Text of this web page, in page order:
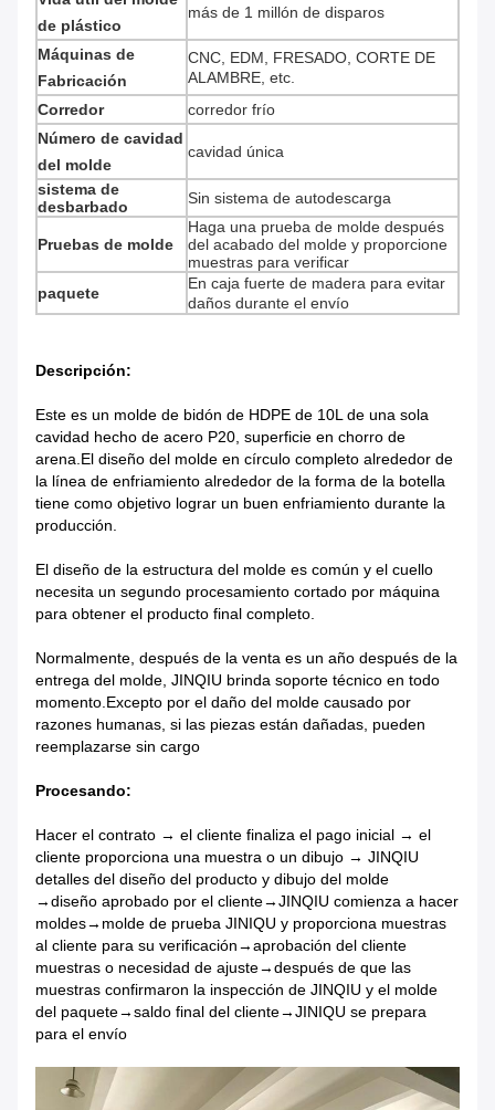
de plástico
más de 1 millón de disparos
Máquinas de
Fabricación
CNC, EDM, FRESADO, CORTE DE
ALAMBRE, etc.
Corredor
corredor frío
Número de cavidad
del molde
cavidad única
sistema de
desbarbado
Sin sistema de autodescarga
Pruebas de molde
Haga una prueba de molde después
del acabado del molde y proporcione
muestras para verificar
paquete
En caja fuerte de madera para evitar
daños durante el envío
Descripción:
Este es un molde de bidón de HDPE de 10L de una sola
cavidad hecho de acero P20, superficie en chorro de
arena.El diseño del molde en círculo completo alrededor de
la línea de enfriamiento alrededor de la forma de la botella
tiene como objetivo lograr un buen enfriamiento durante la
producción.
El diseño de la estructura del molde es común y el cuello
necesita un segundo procesamiento cortado por máquina
para obtener el producto final completo.
Normalmente, después de la venta es un año después de la
entrega del molde, JINQIU brinda soporte técnico en todo
momento.Excepto por el daño del molde causado por
razones humanas, si las piezas están dañadas, pueden
reemplazarse sin cargo
Procesando:
Hacer el contrato → el cliente finaliza el pago inicial → el
cliente proporciona una muestra o un dibujo → JINQIU
detalles del diseño del producto y dibujo del molde
→diseño aprobado por el cliente→JINQIU comienza a hacer
moldes→molde de prueba JINIQU y proporciona muestras
al cliente para su verificación→aprobación del cliente
muestras o necesidad de ajuste→después de que las
muestras confirmaron la inspección de JINQIU y el molde
del paquete→saldo final del cliente→JINIQU se prepara
para el envío